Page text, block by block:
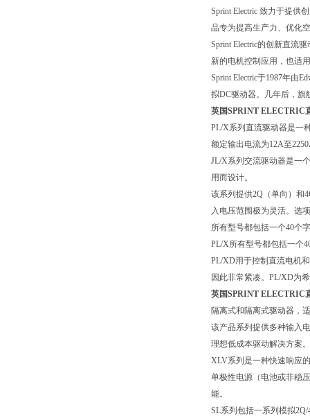
Sprint Electric 致力于提供
品专为提高生产力、优化
Sprint Electric的创新直流驱
新的电机控制应用，也适
Sprint Electric于1987年由
拟DC驱动器。几年后，旗
英国SPRINT ELECTRIC
PL/X系列直流驱动器是一
额定输出电流为12A至
JL/X系列交流驱动器是一
用而设计。
该系列提供2Q （单向）和
入电压范围极为灵活。选
所有型号都包括一个40个
PL/X所有型号都包括一个
PL/XD用于控制直流电机
因此非常紧凑。 PL/XD为
英国SPRINT ELECTRIC
隔离式和隔离式驱动器，
该产品系列提供多种输入
理想低成本驱动解决方案。
XLV系列是一种快速响应
单极性电源（电池或非稳
能。
SL系列包括一系列模拟